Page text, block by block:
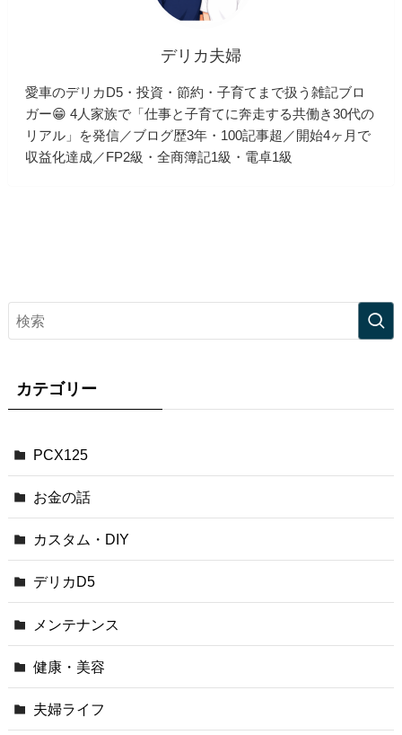
デリカ夫婦
愛車のデリカD5・投資・節約・子育てまで扱う雑記ブロ
ガー😁 4人家族で「仕事と子育てに奔走する共働き30代の
リアル」を発信／ブログ歴3年・100記事超／開始4ヶ月で
収益化達成／FP2級・全商簿記1級・電卓1級
カテゴリー
PCX125
お金の話
カスタム・DIY
デリカD5
メンテナンス
健康・美容
夫婦ライフ